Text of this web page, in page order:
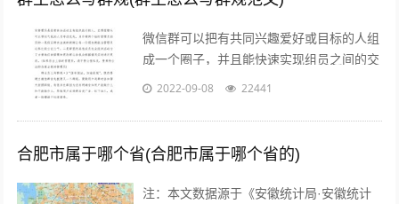
微信群可以把有共同兴趣爱好或目标的人组
成一个圈子，并且能快速实现组员之间的交
流、互动，在共同分享的前提下很容易形成
2022-09-08 22441
合肥市属于哪个省(合肥市属于哪个省的)
注：本文数据源于《安徽统计局·安徽统计